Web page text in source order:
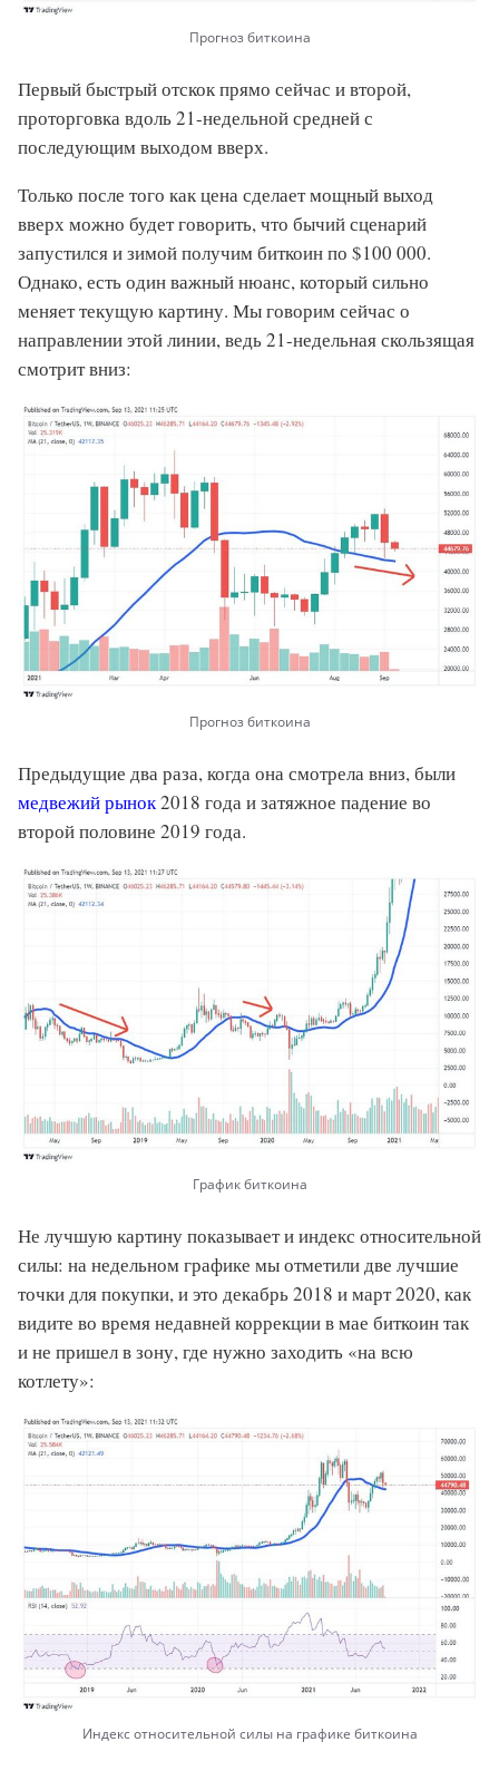
Прогноз биткоина
Первый быстрый отскок прямо сейчас и второй,
проторговка вдоль 21-недельной средней с
последующим выходом вверх.
Только после того как цена сделает мощный выход
вверх можно будет говорить, что бычий сценарий
запустился и зимой получим биткоин по $100 000.
Однако, есть один важный нюанс, который сильно
меняет текущую картину. Мы говорим сейчас о
направлении этой линии, ведь 21-недельная скользящая
смотрит вниз:
Прогноз биткоина
Предыдущие два раза, когда она смотрела вниз, были
медвежий рынок2018 года и затяжное падение во
второй половине 2019 года.
График биткоина
Не лучшую картину показывает и индекс относительной
силы: на недельном графике мы отметили две лучшие
точки для покупки, и это декабрь 2018 и март 2020, как
видите во время недавней коррекции в мае биткоин так
и не пришел в зону, где нужно заходить «на всю
котлету»:
Индекс относительной силы на графике биткоина